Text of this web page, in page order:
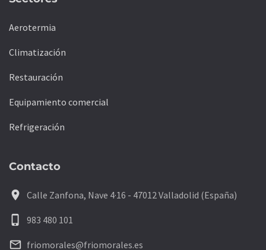
Aerotermia
Climatización
Restauración
Equipamiento comercial
Refrigeración
Contacto
location_on Calle Zanfona, Nave 4·16 - 47012 Valladolid (España)
phone_iphone 983 480 101
mail_outline friomorales@friomorales.es